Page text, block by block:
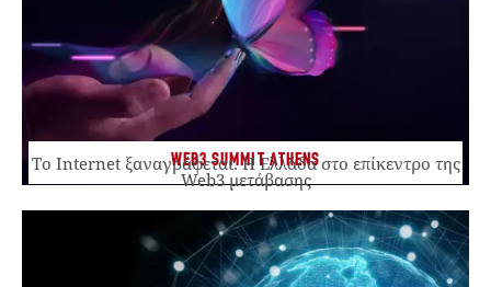
WEB3 SUMMIT ATHENS
Το Internet ξαναγράφεται. Η Ελλάδα στο επίκεντρο της
Web3 μετάβασης